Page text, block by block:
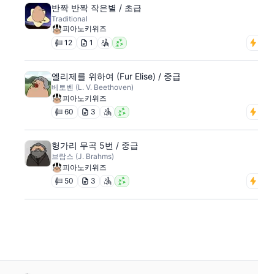
반짝 반짝 작은별 / 초급
Traditional
피아노키위즈
12 1
엘리제를 위하여 (Fur Elise) / 중급
베토벤 (L. V. Beethoven)
피아노키위즈
60 3
헝가리 무곡 5번 / 중급
브람스 (J. Brahms)
피아노키위즈
50 3